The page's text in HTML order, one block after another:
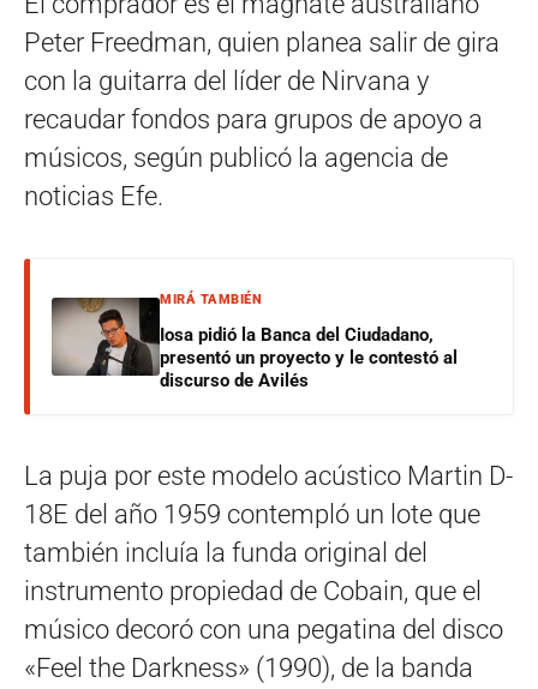
Peter Freedman, quien planea salir de gira
con la guitarra del líder de Nirvana y
recaudar fondos para grupos de apoyo a
músicos, según publicó la agencia de
noticias Efe.
MIRÁ TAMBIÉN
Iosa pidió la Banca del Ciudadano,
presentó un proyecto y le contestó al
discurso de Avilés
La puja por este modelo acústico Martin D-
18E del año 1959 contempló un lote que
también incluía la funda original del
instrumento propiedad de Cobain, que el
músico decoró con una pegatina del disco
«Feel the Darkness» (1990), de la banda